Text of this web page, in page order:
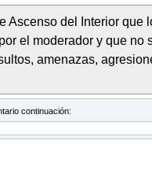
Ascenso del Interior que
el moderador y que no
amenazas,
continuación: